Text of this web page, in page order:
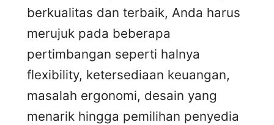
berkualitas dan terbaik, Anda harus
merujuk pada beberapa
pertimbangan seperti halnya
flexibility, ketersediaan keuangan,
masalah ergonomi, desain yang
menarik hingga pemilihan penyedia